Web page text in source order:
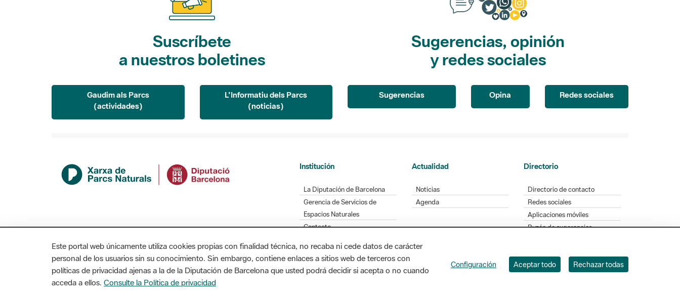
Suscríbete
a nuestros boletines
Gaudim als Parcs
(actividades)
L'Informatiu dels Parcs
(noticias)
Sugerencias, opinión
y redes sociales
Sugerencias Opina Redes sociales
Institución
La Diputación de Barcelona
Gerencia de Servicios de
Espacios Naturales
Contacto
Actualidad
Noticias
Agenda
Directorio
Directorio de contacto
Redes sociales
Aplicaciones móviles
Buzón de sugerencias
Diputación de Barcelona. Edifici Llacuna, 1a planta. Badajoz, 49. 08005 Barcelona. Tel. 934 022 428
Este portal web únicamente utiliza cookies propias con finalidad técnica, no recaba ni cede datos de carácter
personal de los usuarios sin su conocimiento. Sin embargo, contiene enlaces a sitios web de terceros con
políticas de privacidad ajenas a la de la Diputación de Barcelona que usted podrá decidir si acepta o no cuando
acceda a ellos. Consulte la Política de privacidad
Configuración Aceptar todo Rechazar todas